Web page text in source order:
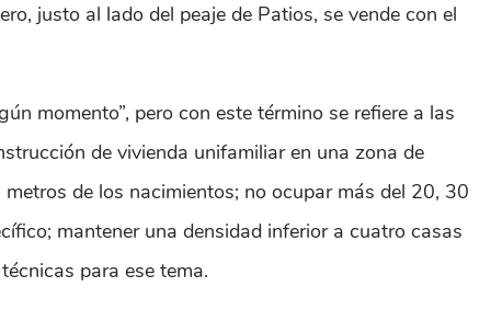
justo al lado del peaje de Patios, se vende con el
momento”, pero con este término se refiere a las
de vivienda unifamiliar en una zona de
de los nacimientos; no ocupar más del 20, 30
mantener una densidad inferior a cuatro casas
para ese tema.